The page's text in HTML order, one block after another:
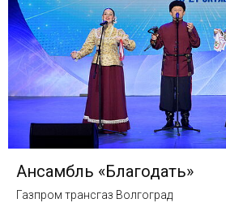
Ансамбль «Благодать»
Газпром трансгаз Волгоград